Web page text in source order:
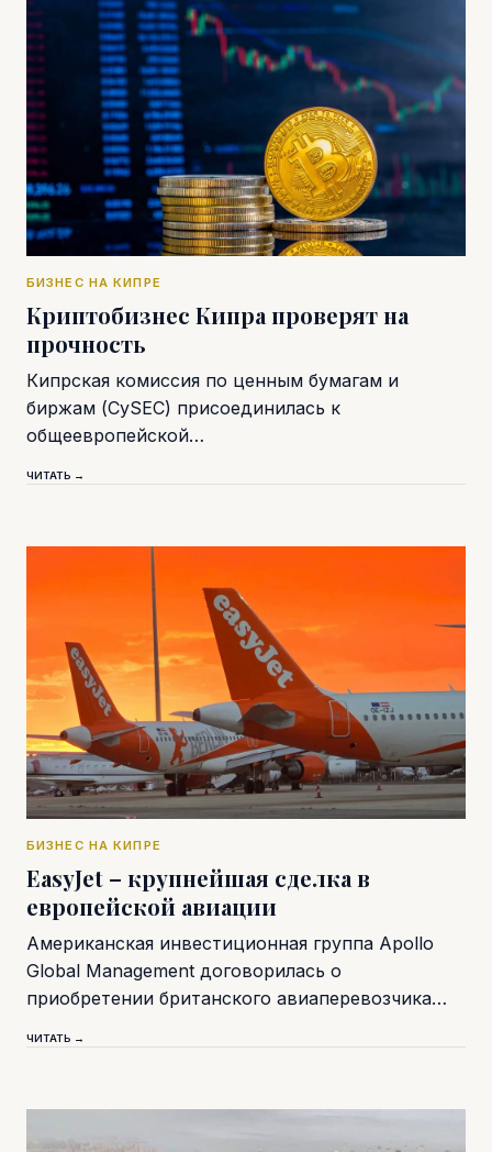
БИЗНЕС НА КИПРЕ
Криптобизнес Кипра проверят на
прочность
Кипрская комиссия по ценным бумагам и
биржам (CySEC) присоединилась к
общеевропейской…
ЧИТАТЬ →
БИЗНЕС НА КИПРЕ
EasyJet – крупнейшая сделка в
европейской авиации
Американская инвестиционная группа Apollo
Global Management договорилась о
приобретении британского авиаперевозчика…
ЧИТАТЬ →